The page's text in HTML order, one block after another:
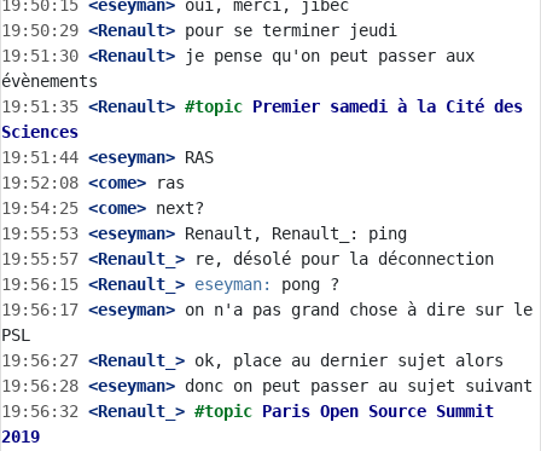
19:50:15 <eseyman>
19:50:29 <Renault>
19:51:30 <Renault> je pense qu'on peut passer aux
19:51:35 <Renault> #topic Premier samedi à la Cité des
Sciences
19:51:44 <eseyman>
19:52:08 <come>
19:54:25 <come>
19:55:53 <eseyman>
19:55:57 <Renault_>
19:56:15 <Renault_> eseyman:
19:56:17 <eseyman> on n'a pas grand chose à dire sur le
19:56:27 <Renault_>
19:56:28 <eseyman>
19:56:32 <Renault_> #topic Paris Open Source Summit
2019